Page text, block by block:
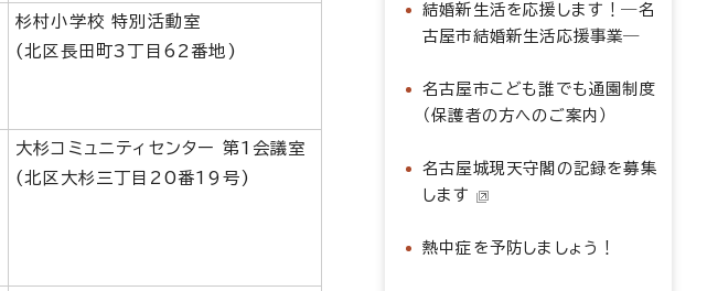
杉村小学校 特別活動室
(北区長田町3丁目62番地)
大杉コミュニティセンター 第1会議室
(北区大杉三丁目20番19号)
結婚新生活を応援します！―名
古屋市結婚新生活応援事業―
名古屋市こども誰でも通園制度
（保護者の方へのご案内）
名古屋城現天守閣の記録を募集
します
熱中症を予防しましょう！